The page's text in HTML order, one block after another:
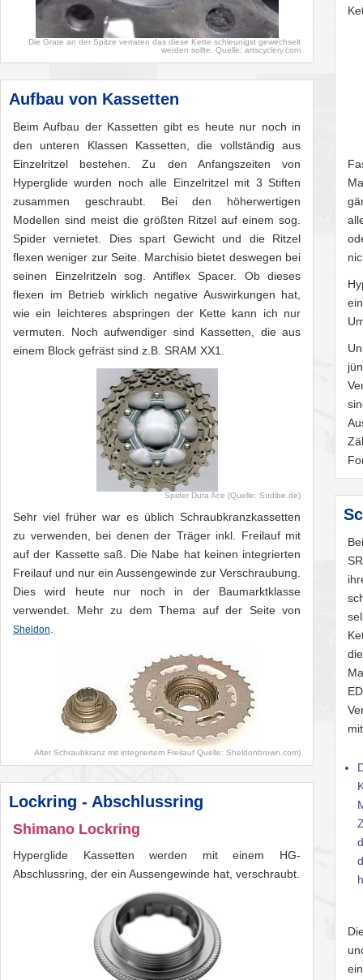
Die Grate an der Spitze verraten das diese Kette schleunigst gewechselt
werden sollte. Quelle: artscyclery.com
Aufbau von Kassetten
Beim Aufbau der Kassetten gibt es heute nur noch in
den unteren Klassen Kassetten, die vollständig aus
Einzelritzel bestehen. Zu den Anfangszeiten von
Hyperglide wurden noch alle Einzelritzel mit 3 Stiften
zusammen geschraubt. Bei den höherwertigen
Modellen sind meist die größten Ritzel auf einem sog.
Spider vernietet. Dies spart Gewicht und die Ritzel
flexen weniger zur Seite. Marchisio bietet deswegen bei
seinen Einzelritzeln sog. Antiflex Spacer. Ob dieses
flexen im Betrieb wirklich negative Auswirkungen hat,
wie ein leichteres abspringen der Kette kann ich nur
vermuten. Noch aufwendiger sind Kassetten, die aus
einem Block gefräst sind z.B. SRAM XX1.
Spider Dura Ace (Quelle: Sudibe.de)
Sehr viel früher war es üblich Schraubkranzkassetten
zu verwenden, bei denen der Träger inkl. Freilauf mit
auf der Kassette saß. Die Nabe hat keinen integrierten
Freilauf und nur ein Aussengewinde zur Verschraubung.
Dies wird heute nur noch in der Baumarktklasse
verwendet. Mehr zu dem Thema auf der Seite von
Sheldon
Alter Schraubkranz mit integriertem Freilauf Quelle: Sheldonbrown.com)
Lockring - Abschlussring
Shimano Lockring
Hyperglide Kassetten werden mit einem HG-
Abschlussring, der ein Aussengewinde hat, verschraubt.